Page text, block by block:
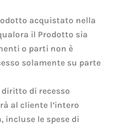
acquistato nella
il Prodotto sia
o parti non è
solamente su parte
diritto di recesso
al cliente l’intero
incluse le spese di